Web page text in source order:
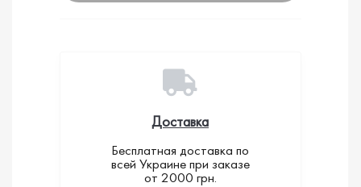
Доставка
Бесплатная доставка по
всей Украине при заказе
от 2000 грн.